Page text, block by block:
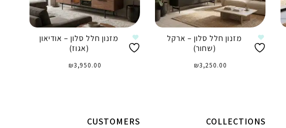
מזנון חלל סלון – ארקל
(שחור)
₪3,250.00
מזנון חלל סלון – אודיאון
(אגוז)
₪3,950.00
CUSTOMERS COLLECTIONS